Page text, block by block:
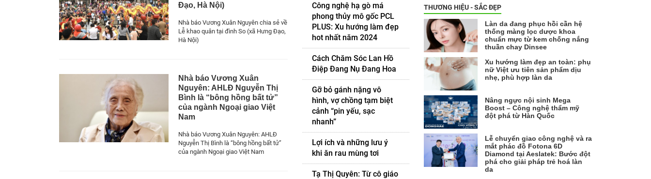
Đạo, Hà Nội)
Nhà báo Vương Xuân Nguyên chia sẻ về
Lễ khao quân tại đình So (xã Hưng Đạo,
Hà Nội)
Nhà báo Vương Xuân
Nguyên: AHLĐ Nguyễn Thị
Bình là “bông hồng bất tử”
của ngành Ngoại giao Việt
Nam
Nhà báo Vương Xuân Nguyên: AHLĐ
Nguyễn Thị Bình là “bông hồng bất tử”
của ngành Ngoại giao Việt Nam
Công nghệ hạ gò má
phong thủy mô gốc PCL
PLUS: Xu hướng làm đẹp
hot nhất năm 2024
Cách Chăm Sóc Lan Hồ
Điệp Đang Nụ Đang Hoa
Gỡ bỏ gánh nặng vô
hình, vợ chồng tạm biệt
cảnh “pin yếu, sạc
nhanh”
Lợi ích và những lưu ý
khi ăn rau mùng tơi
Tạ Thị Quyên: Từ cô giáo
THƯƠNG HIỆU - SẮC ĐẸP
Làn da đang phục hồi cần hệ
thống màng lọc dược khoa
chuẩn mực từ kem chống nắng
thuần chay Dinsee
Xu hướng làm đẹp an toàn: phụ
nữ Việt ưu tiên sản phẩm dịu
nhẹ, phù hợp làn da
Nâng ngực nội sinh Mega
Boost – Công nghệ thẩm mỹ
đột phá từ Hàn Quốc
Lễ chuyển giao công nghệ và ra
mắt phác đồ Fotona 6D
Diamond tại Aeslatek: Bước đột
phá cho giải pháp trẻ hoá làn
da